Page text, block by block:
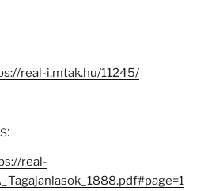
real-i.mtak.hu/11245/
real-